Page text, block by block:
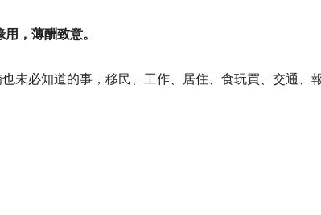
用，薄酬致意。
未必知道的事，移民、工作、居住、食玩買、交通、